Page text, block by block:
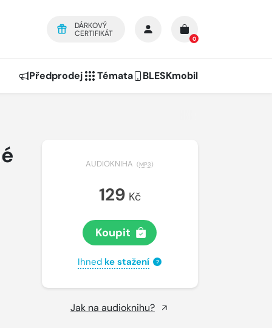
DÁRKOVÝ
CERTIFIKÁT
0
Předprodej Témata BLESKmobil
AUDIOKNIHA (MP3)
129 Kč
Koupit
Ihned ke stažení ?
Jak na audioknihu?